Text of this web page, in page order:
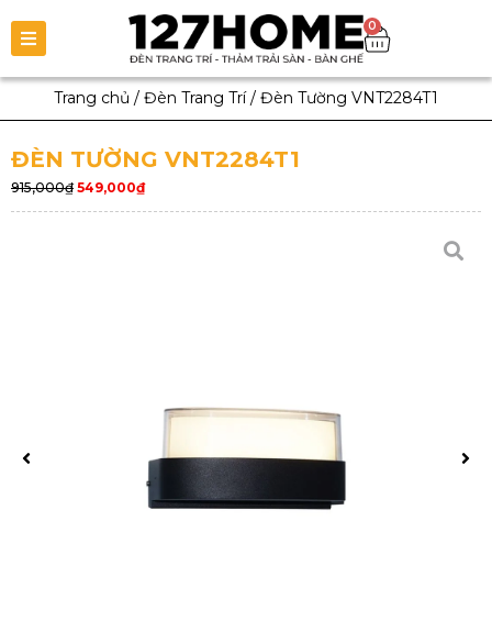
0
Trang chủ / Đèn Trang Trí/ Đèn Tường VNT2284T1
ĐÈN TƯỜNG VNT2284T1
915,000₫ 549,000₫